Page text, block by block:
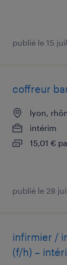
publié le 15
coffreur
lyon,
intérim
15,01 €
publié le 28
infirmier /
(f/h) –